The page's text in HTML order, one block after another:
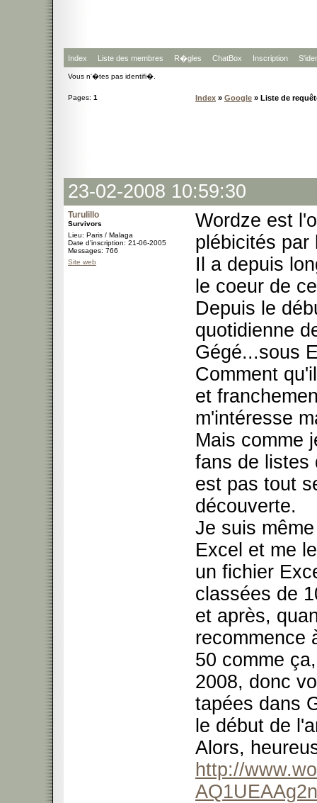
Index Liste des membres R�gles ChatBox Inscription
Vous n'�tes pas identifi�.
Pages: 1 Index » Google » Liste de
23-02-2008 10:59:30
Turulillo
Survivors
Lieu: Paris / Malaga
Date d'inscription: 21-06-2005
Messages: 766
Site web
Wordze est
plébicités par
Il a depuis
le coeur de
Depuis le
quotidienne
Gégé...sous
Comment
et
m'intéresse
Mais comme
fans de listes
est pas tout
découverte.
Je suis
Excel et me
un fichier
classées de
et après,
recommence
50 comme
2008, donc
tapées dans
le début de
Alors,
http://
AQ1UEAAg2n